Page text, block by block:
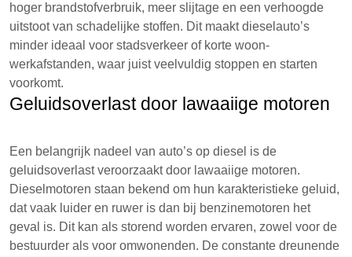
hoger brandstofverbruik, meer slijtage en een verhoogde
uitstoot van schadelijke stoffen. Dit maakt dieselauto’s
minder ideaal voor stadsverkeer of korte woon-
werkafstanden, waar juist veelvuldig stoppen en starten
voorkomt.
Geluidsoverlast door lawaaiige motoren
Een belangrijk nadeel van auto’s op diesel is de
geluidsoverlast veroorzaakt door lawaaiige motoren.
Dieselmotoren staan bekend om hun karakteristieke geluid,
dat vaak luider en ruwer is dan bij benzinemotoren het
geval is. Dit kan als storend worden ervaren, zowel voor de
bestuurder als voor omwonenden. De constante dreunende